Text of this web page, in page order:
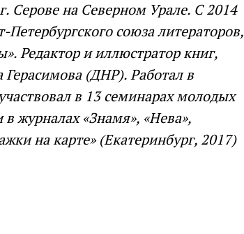
Серове на Северном Урале. С 2014
союза литераторов,
Редактор и иллюстратор книг,
(ДНР). Работал в
в 13 семинарах молодых
журналах «Знамя», «Нева»,
на карте» (Екатеринбург, 2017)